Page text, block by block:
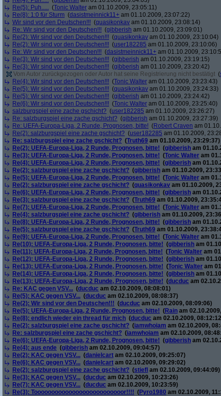
Re(5): Puh..... (Tonic Walter am 01.10.2009, 23:05:11)
Re(8): 1:0 für Sturm (dasistmeinnick11+ am 01.10.2009, 23:07:22)
Wir sind vor den Deutschen!!! (quasikonkav am 01.10.2009, 23:08:14)
Re: Wir sind vor den Deutschen!!! (gibberish am 01.10.2009, 23:09:01)
Re(2): Wir sind vor den Deutschen!!! (quasikonkav am 01.10.2009, 23:10:04)
Re(2): Wir sind vor den Deutschen!!! (user182285 am 01.10.2009, 23:10:06)
Re: Wir sind vor den Deutschen!!! (dasistmeinnick11+ am 01.10.2009,
Re(3): Wir sind vor den Deutschen!!! (gibberish am 01.10.2009, 23:19:15)
Re(3): Wir sind vor den Deutschen!!! (gibberish am 01.10.2009, 23:20:42)
Vom Autor zurückgezogen oder Autor hat seine Registrierung nicht bestätigt (
Re(4): Wir sind vor den Deutschen!!! (Tonic Walter am 01.10.2009, 23:23:43)
Re(5): Wir sind vor den Deutschen!!! (quasikonkav am 01.10.2009, 23:24:33)
Re(5): Wir sind vor den Deutschen!!! (gibberish am 01.10.2009, 23:24:42)
Re(6): Wir sind vor den Deutschen!!! (Tonic Walter am 01.10.2009, 23:25:40)
salzburgspiel eine zache gschicht? (user182285 am 01.10.2009, 23:26:27)
Re: salzburgspiel eine zache gschicht? (gibberish am 01.10.2009, 23:27:39)
Re: UEFA-Europa-Liga, 2 Runde, Prognosen, bitte! (Robert Craven am
Re(2): salzburgspiel eine zache gschicht? (user182285 am 01.10.2009,
Re: salzburgspiel eine zache gschicht? (Truth69 am 01.10.2009, 23:29:37)
Re(2): UEFA-Europa-Liga, 2 Runde, Prognosen, bitte! (gibberish am
Re(3): UEFA-Europa-Liga, 2 Runde, Prognosen, bitte! (Tonic Walter am
Re(4): UEFA-Europa-Liga, 2 Runde, Prognosen, bitte! (gibberish am
Re(2): salzburgspiel eine zache gschicht? (gibberish am 01.10.2009,
Re(5): UEFA-Europa-Liga, 2 Runde, Prognosen, bitte! (Tonic Walter am
Re(2): salzburgspiel eine zache gschicht? (quasikonkav am 01.10.2009,
Re(6): UEFA-Europa-Liga, 2 Runde, Prognosen, bitte! (gibberish am
Re(3): salzburgspiel eine zache gschicht? (Truth69 am 01.10.2009,
Re(7): UEFA-Europa-Liga, 2 Runde, Prognosen, bitte! (Tonic Walter am
Re(4): salzburgspiel eine zache gschicht? (gibberish am 01.10.2009,
Re(8): UEFA-Europa-Liga, 2 Runde, Prognosen, bitte! (gibberish am
Re(5): salzburgspiel eine zache gschicht? (Truth69 am 01.10.2009,
Re(9): UEFA-Europa-Liga, 2 Runde, Prognosen, bitte! (Tonic Walter am
Re(10): UEFA-Europa-Liga, 2 Runde, Prognosen, bitte! (gibberish am
Re(11): UEFA-Europa-Liga, 2 Runde, Prognosen, bitte! (Tonic Walter am
Re(12): UEFA-Europa-Liga, 2 Runde, Prognosen, bitte! (gibberish am
Re(13): UEFA-Europa-Liga, 2 Runde, Prognosen, bitte! (Tonic Walter am
Re(14): UEFA-Europa-Liga, 2 Runde, Prognosen, bitte! (gibberish am
Re(13): UEFA-Europa-Liga, 2 Runde, Prognosen, bitte! (ducduc am
Re: KAC gegen VSV... (ducduc am 02.10.2009, 08:08:01)
Re(5): KAC gegen VSV... (ducduc am 02.10.2009, 08:08:37)
Re(2): Wir sind vor den Deutschen!!! (ducduc am 02.10.2009, 08:09:06)
Re(5): UEFA-Europa-Liga, 2 Runde, Prognosen, bitte! (Rain am
Re(8): endlich wieder ein thread für mich (ducduc am 02.10.2009,
Re(2): salzburgspiel eine zache gschicht? (iamwhoiam am 02.10.2009,
Re: salzburgspiel eine zache gschicht? (iamwhoiam am 02.10.2009,
Re(6): UEFA-Europa-Liga, 2 Runde, Prognosen, bitte! (gibberish am
Re(4): aus ende (gibberish am 02.10.2009, 09:04:57)
Re(2): KAC gegen VSV... (danielcart am 02.10.2009, 09:25:07)
Re(6): KAC gegen VSV... (danielcart am 02.10.2009, 09:29:02)
Re(2): salzburgspiel eine zache gschicht? (stiefl am 02.10.2009, 09:44:09)
Re(3): KAC gegen VSV... (ducduc am 02.10.2009, 10:23:26)
Re(7): KAC gegen VSV... (ducduc am 02.10.2009, 10:23:59)
Re(3): Toooooooooooooooooooooooooor!!!! (Pyro1980 am 02.10.2009,